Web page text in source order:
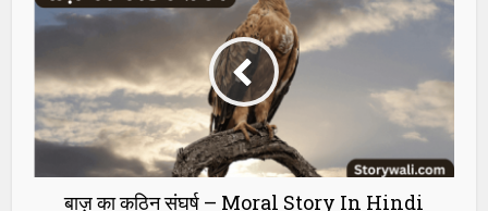
बाज़ का कठिन संघर्ष – Moral Story In Hindi